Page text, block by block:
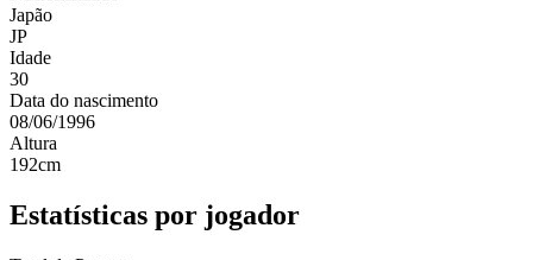
Japão
JP
Idade
30
Data do nascimento
08/06/1996
Altura
192cm
Estatísticas por jogador